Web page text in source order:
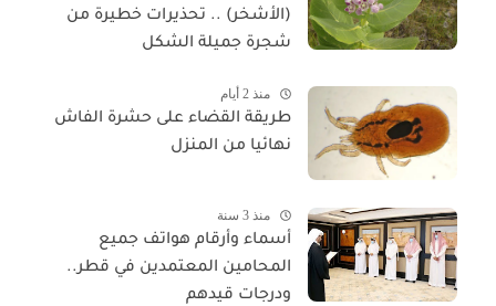
(الأشخر) .. تحذيرات خطيرة من
شجرة جميلة الشكل
منذ 2 أيام
طريقة القضاء على حشرة الفاش
نهائيا من المنزل
منذ 3 سنة
أسماء وأرقام هواتف جميع
المحامين المعتمدين في قطر..
ودرجات قيدهم